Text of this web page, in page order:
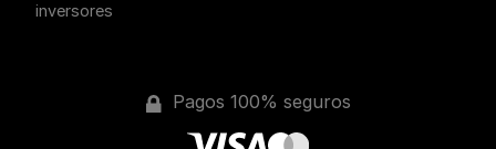
inversores
Pagos 100% seguros